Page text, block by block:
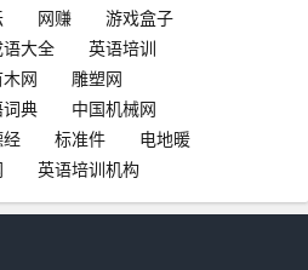
网赚
游戏盒子
语大全
英语培训
网
雕塑网
典
中国机械网
标准件
电地暖
英语培训机构